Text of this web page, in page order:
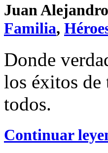
Juan
Familia,
Donde
los éxitos de
todos.
Continuar